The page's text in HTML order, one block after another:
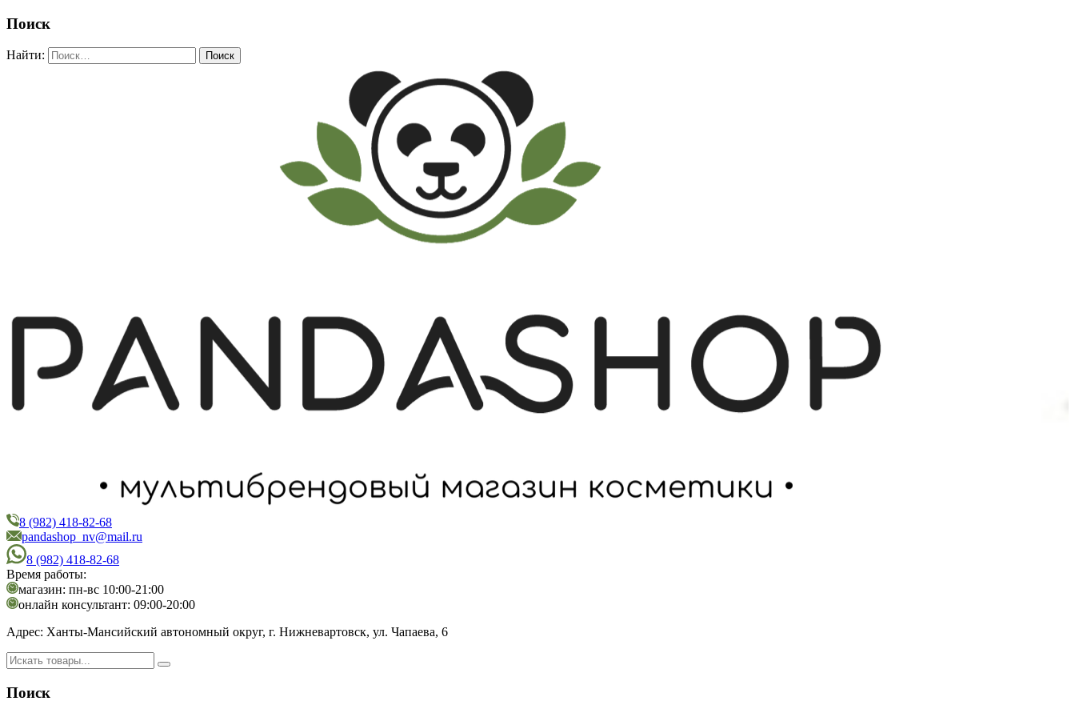
Поиск
Найти:
PandaShop
Интернет-магазин косметики
8 (982) 418-82-68
pandashop_nv@mail.ru
8 (982) 418-82-68
Время работы:
магазин: пн-вс 10:00-21:00
онлайн консультант: 09:00-20:00
Адрес: Ханты-Мансийский автономный округ, г. Нижневартовск, ул. Чапаева, 6
Поиск